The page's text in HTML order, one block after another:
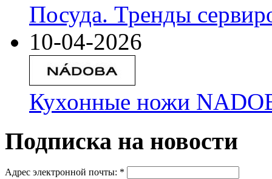
Посуда. Тренды
10-04-2026
Кухонные ножи
Подписка на новости
Адрес электронной почты: *